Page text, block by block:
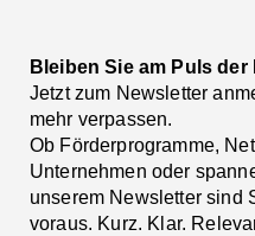
Bleiben Sie am Puls
Jetzt zum Newsletter
mehr verpassen.
Ob Förderprogramme,
Unternehmen oder
unserem Newsletter sind
voraus. Kurz. Klar.